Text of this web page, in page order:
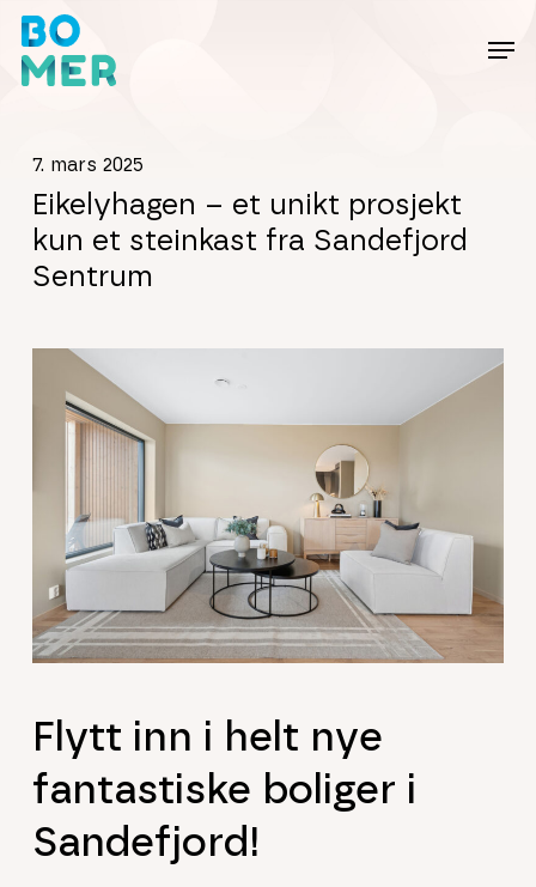
Skip
main
Eikelyhagen – et unikt prosjekt
kun et steinkast fra Sandefjord
Sentrum
7. mars 2025
Flytt inn i helt nye
fantastiske boliger i
Sandefjord!